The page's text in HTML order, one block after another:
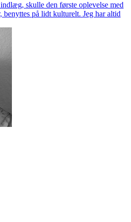
skulle den første oplevelse med
benyttes på lidt kulturelt. Jeg har altid